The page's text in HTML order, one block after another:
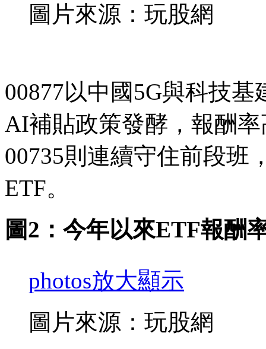
圖片來源：玩股網
00877以中國5G與科技
AI補貼政策發酵，報酬
00735則連續守住前段班
ETF。
圖2：今年以來ETF報酬
photos放大顯示
圖片來源：玩股網